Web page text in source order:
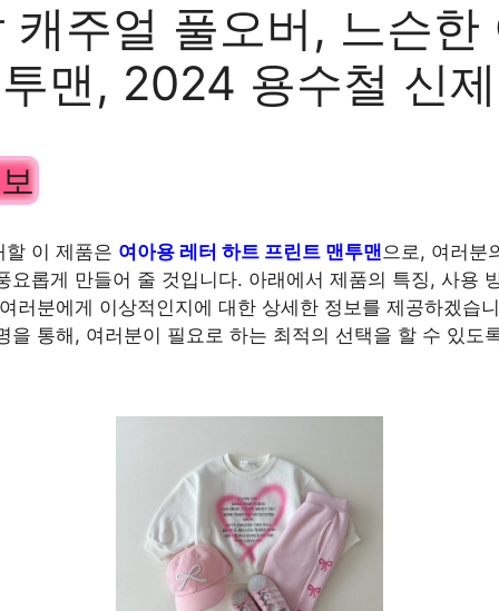
캐주얼 풀오버, 느슨한
맨, 2024 용수철 신
할 이 제품은 여아용 레터 하트 프린트 맨투맨으로, 여러분
요롭게 만들어 줄 것입니다. 아래에서 제품의 특징, 사용
러분에게 이상적인지에 대한 상세한 정보를 제공하겠습
을 통해, 여러분이 필요로 하는 최적의 선택을 할 수 있도